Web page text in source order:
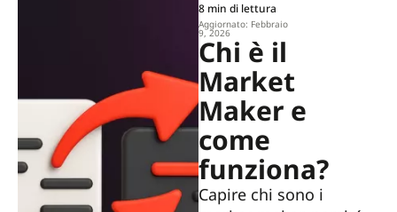
8 min di lettura
Aggiornato: Febbraio
9, 2026
Chi è il
Market
Maker e
come
funziona?
Capire chi sono i